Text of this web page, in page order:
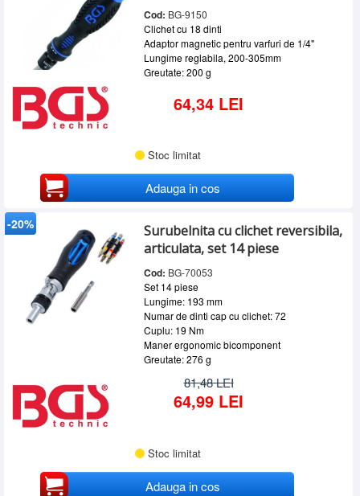
Cod: BG-9150
Clichet cu 18 dinti
Adaptor magnetic pentru varfuri de 1/4"
Lungime reglabila, 200-305mm
Greutate: 200 g
64,34 LEI
Stoc limitat
Adauga in cos
-20%
Surubelnita cu clichet reversibila,
articulata, set 14 piese
Cod: BG-70053
Set 14 piese
Lungime: 193 mm
Numar de dinti cap cu clichet: 72
Cuplu: 19 Nm
Maner ergonomic bicomponent
Greutate: 276 g
81,48 LEI
64,99 LEI
Stoc limitat
Adauga in cos